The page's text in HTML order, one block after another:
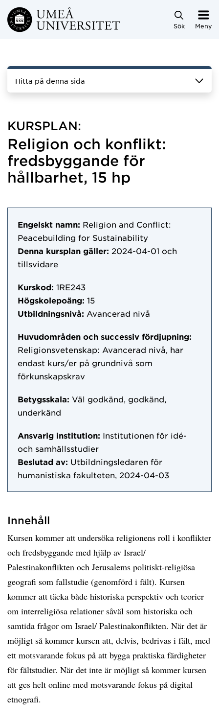
Hoppa direkt till innehållet
Sök Meny
Hitta på denna sida
KURSPLAN:
Religion och konflikt:
fredsbyggande för
hållbarhet, 15 hp
Engelskt namn: Religion and Conflict:
Peacebuilding for Sustainability
Denna kursplan gäller: 2024-04-01 och
tillsvidare
Kurskod: 1RE243
Högskolepoäng: 15
Utbildningsnivå: Avancerad nivå
Huvudområden och successiv fördjupning:
Religionsvetenskap: Avancerad nivå, har
endast kurs/er på grundnivå som
förkunskapskrav
Betygsskala: Väl godkänd, godkänd,
underkänd
Ansvarig institution: Institutionen för idé-
och samhällsstudier
Beslutad av: Utbildningsledaren för
humanistiska fakulteten, 2024-04-03
Innehåll
Kursen kommer att undersöka religionens roll i konflikter
och fredsbyggande med hjälp av Israel/
Palestinakonflikten och Jerusalems politiskt-religiösa
geografi som fallstudie (genomförd i fält). Kursen
kommer att täcka både historiska perspektiv och teorier
om interreligiösa relationer såväl som historiska och
samtida frågor om Israel/ Palestinakonflikten. När det är
möjligt så kommer kursen att, delvis, bedrivas i fält, med
ett motsvarande fokus på att bygga praktiska färdigheter
för fältstudier. När det inte är möjligt så kommer kursen
att ges helt online med motsvarande fokus på digital
etnografi.